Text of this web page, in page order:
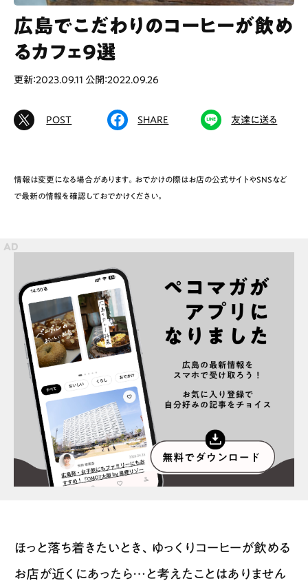
# カフェ # ランチ # スイーツ
# 宮島
Outing
ペコマガとは
スポット情報 広告掲載について
プライバシーポリシー インフォマティブデータポリシー
お問合せ
広島でこだわりのコーヒーが飲め
るカフェ9選
更新：2023.09.11 公開：2022.09.26
POST SHARE 友達に送る
情報は変更になる場合があります。おでかけの際はお店の公式サイトやSNSなど
で最新の情報を確認しておでかけください。
ほっと落ち着きたいとき、ゆっくりコーヒーが飲める
お店が近くにあったら…と考えたことはありません